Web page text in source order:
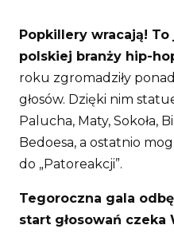
Popkillery wracają!
polskiej branży hip-
roku zgromadziły
głosów. Dzięki nim
Palucha, Maty, Sokoła,
Bedoesa, a ostatnio
do „Patoreakcji”.
Tegoroczna gala
start głosowań czeka